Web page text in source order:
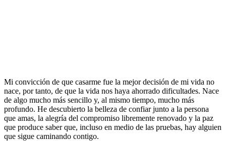
Mi convicción de que casarme fue la mejor decisión de mi vida no
nace, por tanto, de que la vida nos haya ahorrado dificultades. Nace
de algo mucho más sencillo y, al mismo tiempo, mucho más
profundo. He descubierto la belleza de confiar junto a la persona
que amas, la alegría del compromiso libremente renovado y la paz
que produce saber que, incluso en medio de las pruebas, hay alguien
que sigue caminando contigo.